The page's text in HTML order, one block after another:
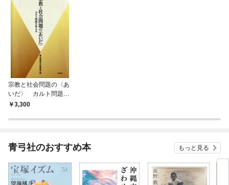
宗教と社会問題の〈あ
いだ〉 カルト問題を
考える
3,300
青弓社のおすすめ本 もっと見る